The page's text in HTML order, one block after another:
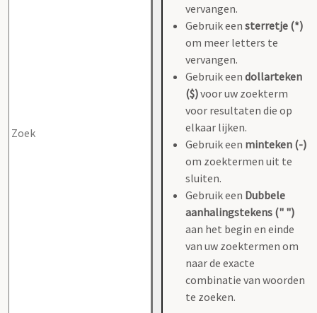
vervangen.
Gebruik een sterretje (*)
om meer letters te
vervangen.
Gebruik een dollarteken
($)voor uw zoekterm
voor resultaten die op
elkaar lijken.
Gebruik een minteken (-)
om zoektermen uit te
sluiten.
Gebruik een Dubbele
aanhalingstekens (" ")
aan het begin en einde
van uw zoektermen om
naar de exacte
combinatie van woorden
te zoeken.